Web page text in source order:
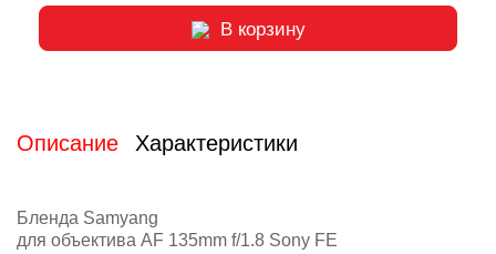
В корзину
Описание Характеристики
Бленда Samyang
для объектива AF 135mm f/1.8 Sony FE